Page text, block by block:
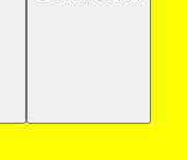
так и снизу